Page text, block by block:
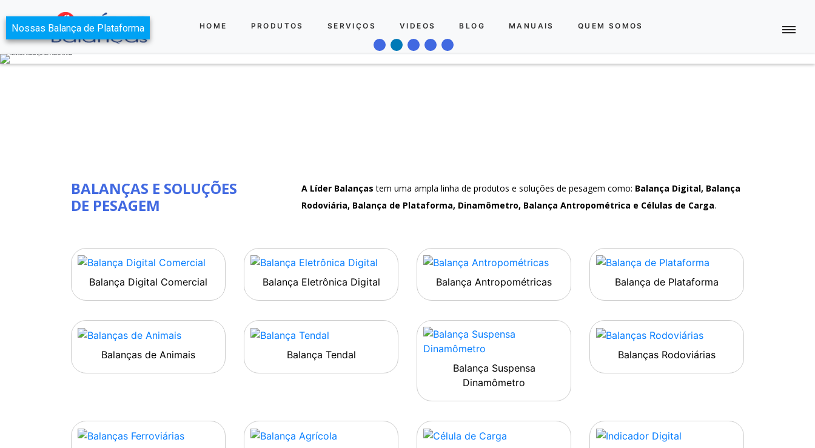
HOME PRODUTOS SERVIÇOS VIDEOS BLOG MANUAIS QUEM SOMOS
BALANÇAS E SOLUÇÕES
DE PESAGEM
A Líder Balanças tem uma ampla linha de produtos e soluções de pesagem como: Balança Digital, Balança
Rodoviária, Balança de Plataforma, Dinamômetro, Balança Antropométrica e Células de Carga.
Balança Digital Comercial Balança Eletrônica Digital Balança Antropométricas Balança de Plataforma
Balanças de Animais
Balança Tendal
Balança Suspensa
Dinamômetro
Balanças Rodoviárias